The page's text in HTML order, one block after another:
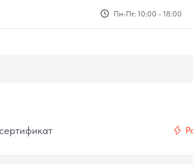
Пн-Пт: 10:00 - 18:00